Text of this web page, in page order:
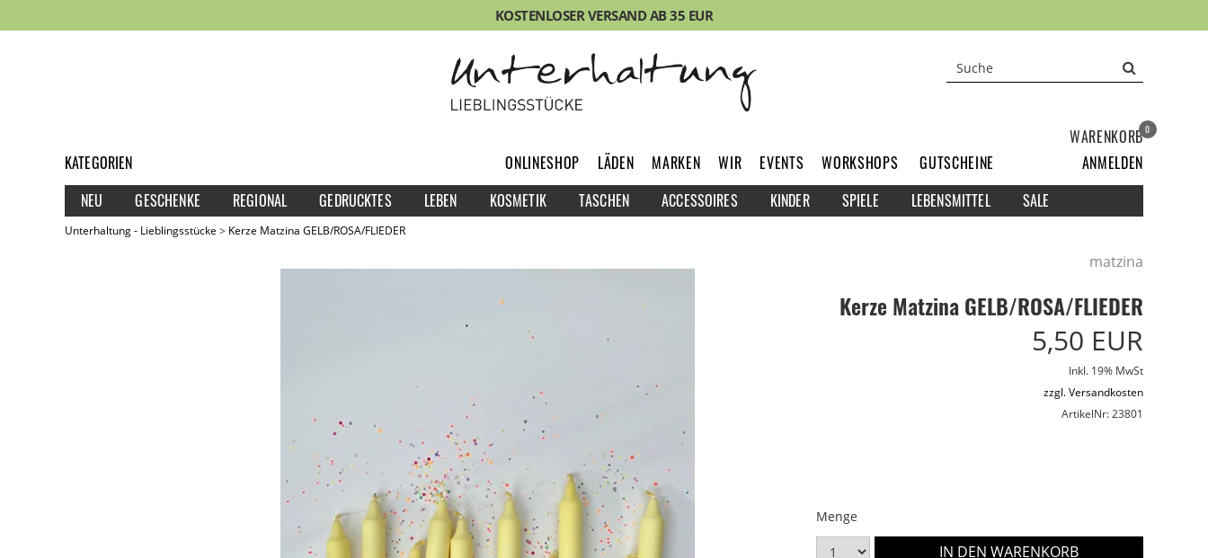
KOSTENLOSER VERSAND AB 35 EUR
KATEGORIEN
NEU
GESCHENKE REGIONAL GEDRUCKTES LEBEN KOSMETIK TASCHEN ACCESSOIRES KINDER SPIELE LEBENSMITTEL SALE
ONLINESHOP LÄDEN MARKEN WIR EVENTS WORKSHOPS GUTSCHEINE
WARENKORB0
ANMELDEN
Unterhaltung - Lieblingsstücke Kerze Matzina GELB/ROSA/FLIEDER
matzina
Kerze Matzina GELB/ROSA/FLIEDER
5,50 EUR
Inkl. 19% MwSt
zzgl. Versandkosten
ArtikelNr: 23801
Menge